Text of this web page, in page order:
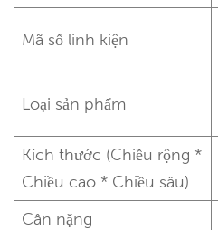
Mã số linh kiện
Loại sản phẩm
Kích thước (Chiều rộng *
Chiều cao * Chiều sâu)
Cân nặng